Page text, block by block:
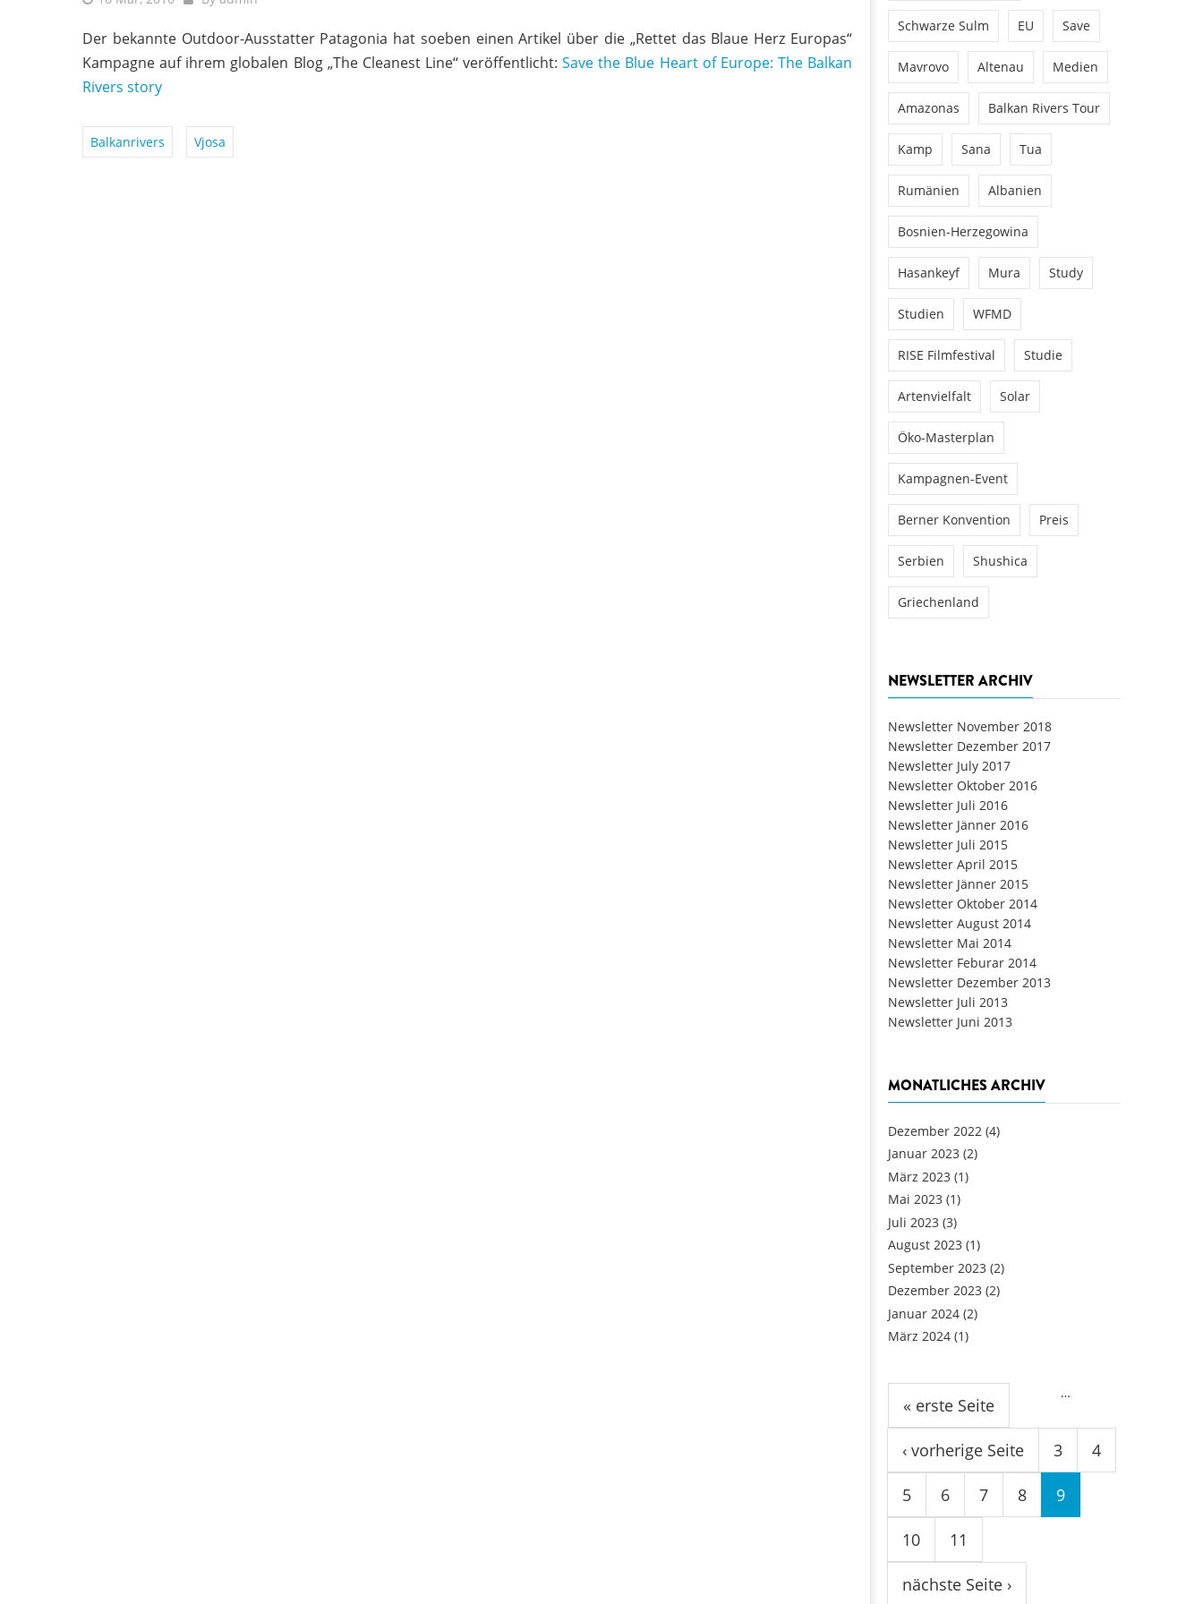
Der bekannte Outdoor-Ausstatter Patagonia hat soeben einen Artikel über die „Rettet das Blaue Herz Europas“
Kampagne auf ihrem globalen Blog „The Cleanest Line“ veröffentlicht:Save the Blue Heart of Europe: The Balkan
Rivers story
Balkanrivers Vjosa
Schwarze Sulm EU Save
Mavrovo Altenau Medien
Amazonas Balkan Rivers Tour
Kamp Sana Tua
Rumänien Albanien
Bosnien-Herzegowina
Hasankeyf Mura Study
Studien WFMD
RISE Filmfestival Studie
Artenvielfalt Solar
Öko-Masterplan
Kampagnen-Event
Berner Konvention Preis
Serbien Shushica
Griechenland
NEWSLETTER ARCHIV
Newsletter November 2018
Newsletter Dezember 2017
Newsletter July 2017
Newsletter Oktober 2016
Newsletter Juli 2016
Newsletter Jänner 2016
Newsletter Juli 2015
Newsletter April 2015
Newsletter Jänner 2015
Newsletter Oktober 2014
Newsletter August 2014
Newsletter Mai 2014
Newsletter Feburar 2014
Newsletter Dezember 2013
Newsletter Juli 2013
Newsletter Juni 2013
MONATLICHES ARCHIV
Dezember 2022 (4)
Januar 2023 (2)
März 2023 (1)
Mai 2023 (1)
Juli 2023 (3)
August 2023 (1)
September 2023 (2)
Dezember 2023 (2)
Januar 2024 (2)
März 2024 (1)
Seiten
« erste Seite
‹ vorherige Seite
…
3 4
5 6 7 8 9
10 11
nächste Seite ›